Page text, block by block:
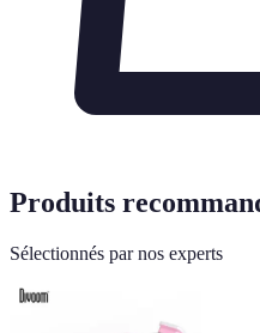
Produits
Sélectionnés par nos experts